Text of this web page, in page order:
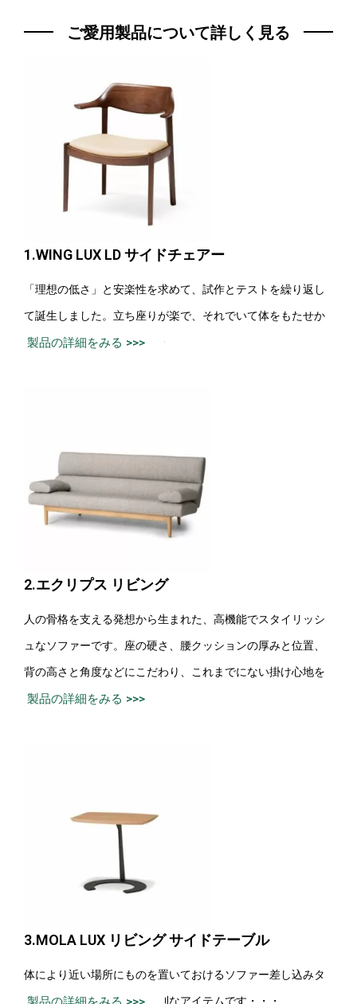
ご愛用製品について詳しく見る
1.WING LUX LD サイドチェアー
「理想の低さ」と安楽性を求めて、試作とテストを繰り返し
て誕生しました。立ち座りが楽で、それでいて体をもたせか
けられるデザインです・・・
製品の詳細をみる >>>
2.エクリプス リビング
人の骨格を支える発想から生まれた、高機能でスタイリッシ
ュなソファーです。座の硬さ、腰クッションの厚みと位置、
背の高さと角度などにこだわり、これまでにない掛け心地を
実現・・・
製品の詳細をみる >>>
3.MOLA LUX リビング サイドテーブル
体により近い場所にものを置いておけるソファー差し込みタ
イプは、くつろぎ時間に便利なアイテムです・・・